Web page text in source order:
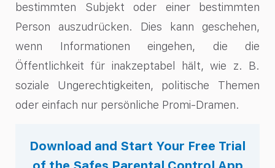
bestimmten Subjekt oder einer bestimmten
Person auszudrücken. Dies kann geschehen,
wenn Informationen eingehen, die die
Öffentlichkeit für inakzeptabel hält, wie z. B.
soziale Ungerechtigkeiten, politische Themen
oder einfach nur persönliche Promi-Dramen.
Download and Start Your Free Trial